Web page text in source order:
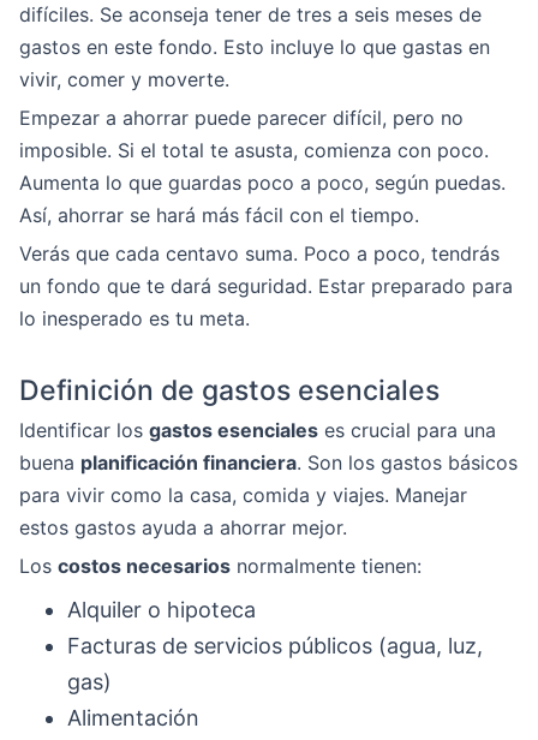
difíciles. Se aconseja tener de tres a seis meses de
gastos en este fondo. Esto incluye lo que gastas en
vivir, comer y moverte.
Empezar a ahorrar puede parecer difícil, pero no
imposible. Si el total te asusta, comienza con poco.
Aumenta lo que guardas poco a poco, según puedas.
Así, ahorrar se hará más fácil con el tiempo.
Verás que cada centavo suma. Poco a poco, tendrás
un fondo que te dará seguridad. Estar preparado para
lo inesperado es tu meta.
Definición de gastos esenciales
Identificar los gastos esenciales es crucial para una
buena planificación financiera. Son los gastos básicos
para vivir como la casa, comida y viajes. Manejar
estos gastos ayuda a ahorrar mejor.
Los costos necesarios normalmente tienen:
Alquiler o hipoteca
Facturas de servicios públicos (agua, luz,
gas)
Alimentación